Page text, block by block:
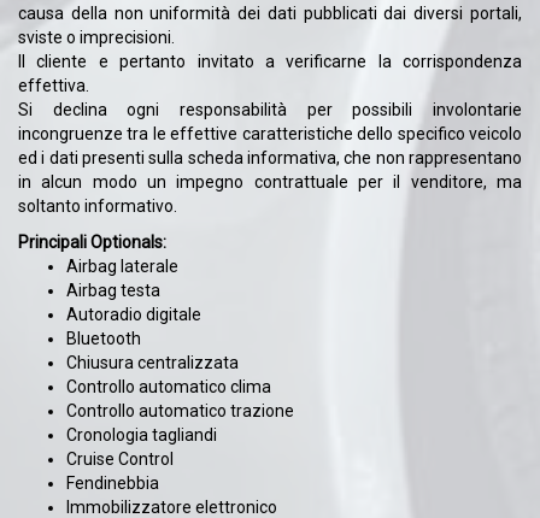
causa della non uniformità dei dati pubblicati dai diversi portali,
sviste o imprecisioni.
Il cliente e pertanto invitato a verificarne la corrispondenza
effettiva.
Si declina ogni responsabilità per possibili involontarie
incongruenze tra le effettive caratteristiche dello specifico veicolo
ed i dati presenti sulla scheda informativa, che non rappresentano
in alcun modo un impegno contrattuale per il venditore, ma
soltanto informativo.
Principali Optionals:
Airbag laterale
Airbag testa
Autoradio digitale
Bluetooth
Chiusura centralizzata
Controllo automatico clima
Controllo automatico trazione
Cronologia tagliandi
Cruise Control
Fendinebbia
Immobilizzatore elettronico